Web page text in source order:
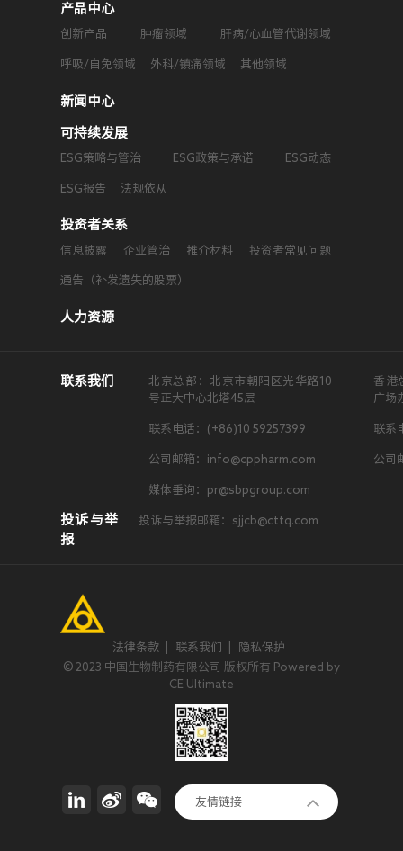
产品中心
创新产品 肿瘤领域 肝病/心血管代谢领域
呼吸/自免领域 外科/镇痛领域 其他领域
新闻中心
可持续发展
ESG策略与管治 ESG政策与承诺 ESG动态
ESG报告 法规依从
投资者关系
信息披露 企业管治 推介材料 投资者常见问题
通告（补发遗失的股票）
人力资源
联系我们
北京总部：北京市朝阳区光华路10
号正大中心北塔45层
联系电话：(+86)10 59257399
公司邮箱：info@cppharm.com
媒体垂询：pr@sbpgroup.com
香港
广场
联系
公司
投诉与举
报
投诉与举报邮箱：sjjcb@cttq.com
法律条款 联系我们
隐私保护
© 2023 中国生物制药有限公司 版权所有 Powered by
CE Ultimate
友情链接
正大集团